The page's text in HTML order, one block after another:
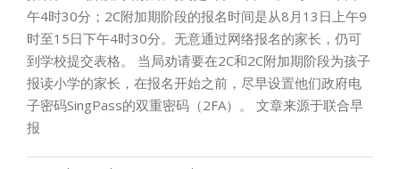
午4时30分；2C附加期阶段的报名时间是从8月13日上午9
时至15日下午4时30分。无意通过网络报名的家长，仍可
到学校提交表格。 当局劝请要在2C和2C附加期阶段为孩子
报读小学的家长，在报名开始之前，尽早设置他们政府电
子密码SingPass的双重密码（2FA）。 文章来源于联合早
报